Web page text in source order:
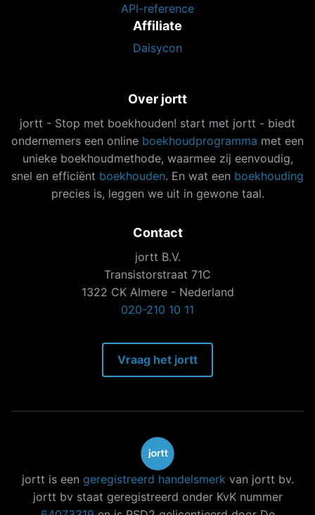
API-reference
Affiliate
Daisycon
Over jortt
jortt - Stop met boekhouden! start met jortt - biedt
ondernemers een online boekhoudprogramma met een
unieke boekhoudmethode, waarmee zij eenvoudig,
snel en efficiënt boekhouden. En wat een boekhouding
precies is, leggen we uit in gewone taal.
Contact
jortt B.V.
Transistorstraat 71C
1322 CK Almere - Nederland
020-210 10 11
Vraag het jortt
jortt is een geregistreerd handelsmerk van jortt bv.
jortt bv staat geregistreerd onder KvK nummer